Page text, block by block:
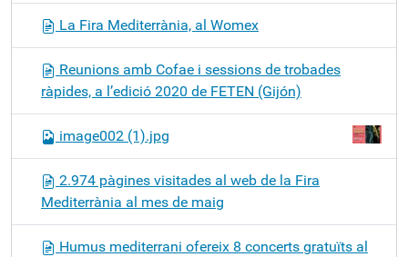
La Fira Mediterrània, al Womex
Reunions amb Cofae i sessions de trobades
ràpides, a l’edició 2020 de FETEN (Gijón)
image002 (1).jpg
2.974 pàgines visitades al web de la Fira
Mediterrània al mes de maig
Humus mediterrani ofereix 8 concerts gratuïts al